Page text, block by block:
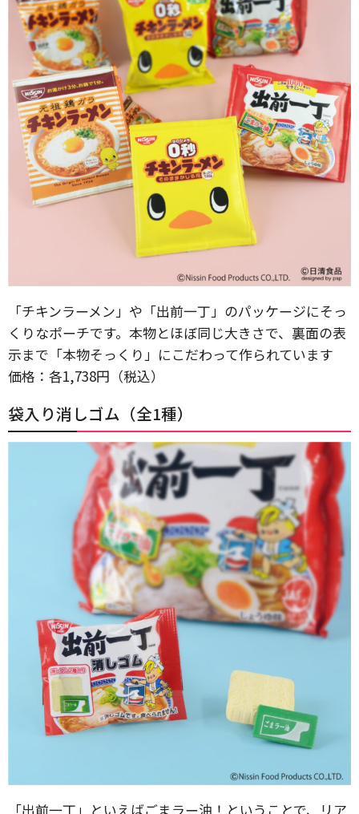
「チキンラーメン」や「出前一丁」のパッケージにそっ
くりなポーチです。本物とほぼ同じ大きさで、裏面の表
示まで「本物そっくり」にこだわって作られています
価格：各1,738円（税込）
袋入り消しゴム（全1種）
「出前一丁」といえばごまラー油！ということで、リア